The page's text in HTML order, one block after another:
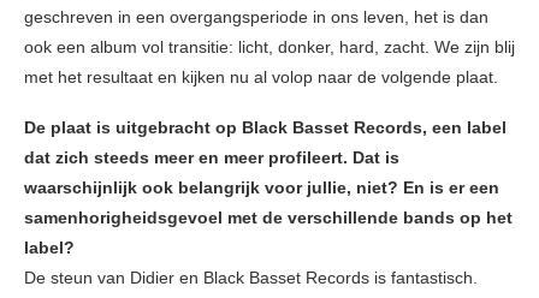
geschreven in een overgangsperiode in ons leven, het is dan
ook een album vol transitie: licht, donker, hard, zacht. We zijn blij
met het resultaat en kijken nu al volop naar de volgende plaat.
De plaat is uitgebracht op Black Basset Records, een label
dat zich steeds meer en meer profileert. Dat is
waarschijnlijk ook belangrijk voor jullie, niet? En is er een
samenhorigheidsgevoel met de verschillende bands op het
label?
De steun van Didier en Black Basset Records is fantastisch.